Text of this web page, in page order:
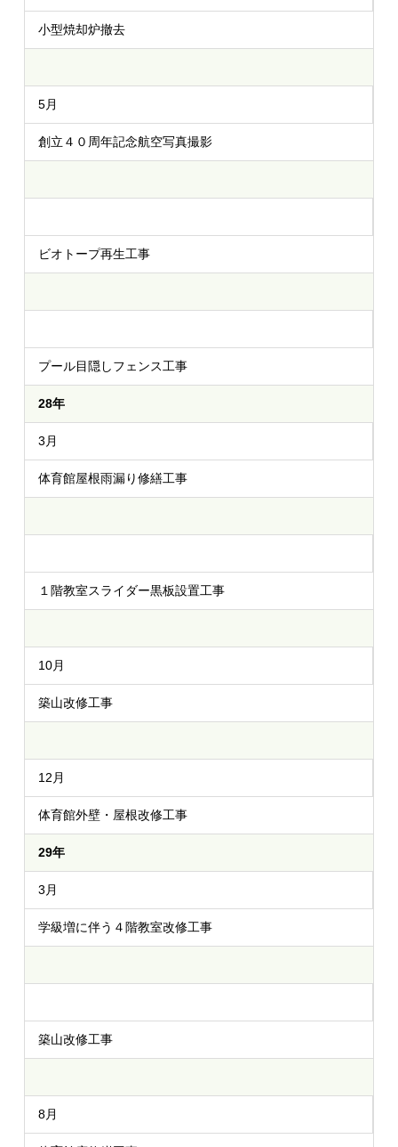
小型焼却炉撤去
5月
創立４０周年記念航空写真撮影
ビオトープ再生工事
プール目隠しフェンス工事
28年
3月
体育館屋根雨漏り修繕工事
１階教室スライダー黒板設置工事
10月
築山改修工事
12月
体育館外壁・屋根改修工事
29年
3月
学級増に伴う４階教室改修工事
築山改修工事
8月